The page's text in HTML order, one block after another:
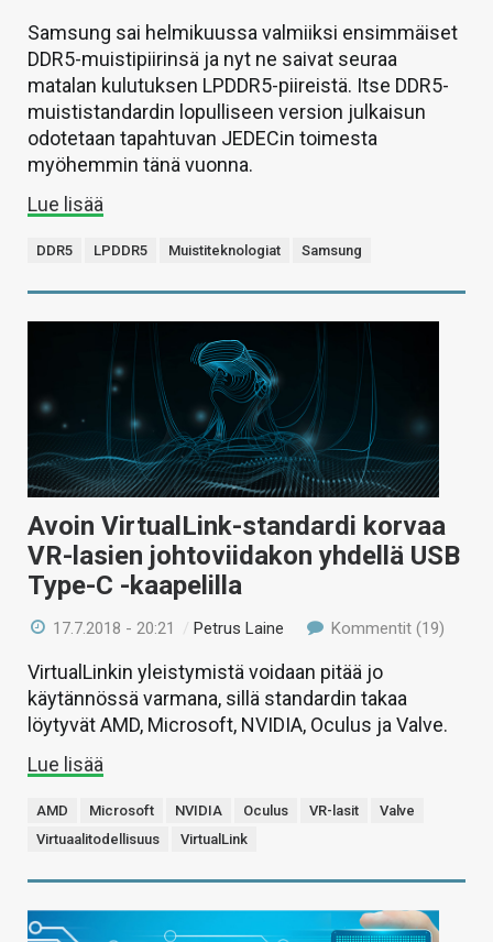
Samsung sai helmikuussa valmiiksi ensimmäiset
DDR5-muistipiirinsä ja nyt ne saivat seuraa
matalan kulutuksen LPDDR5-piireistä. Itse DDR5-
muististandardin lopulliseen version julkaisun
odotetaan tapahtuvan JEDECin toimesta
myöhemmin tänä vuonna.
Lue lisää
DDR5 LPDDR5 Muistiteknologiat Samsung
Avoin VirtualLink-standardi korvaa
VR-lasien johtoviidakon yhdellä USB
Type-C -kaapelilla
17.7.2018 - 20:21 /Petrus Laine Kommentit (19)
VirtualLinkin yleistymistä voidaan pitää jo
käytännössä varmana, sillä standardin takaa
löytyvät AMD, Microsoft, NVIDIA, Oculus ja Valve.
Lue lisää
AMD Microsoft NVIDIA Oculus VR-lasit
Valve
Virtuaalitodellisuus
VirtualLink